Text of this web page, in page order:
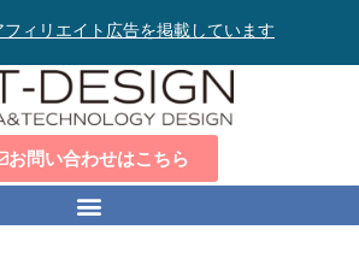
ィリエイト広告を掲載しています
お問い合わせはこちら